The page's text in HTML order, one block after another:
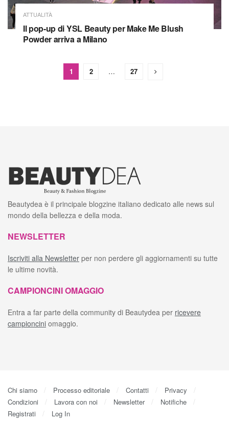
ATTUALITÀ
Il pop-up di YSL Beauty per Make Me Blush
Powder arriva a Milano
1 2 … 27
Beautydea è il principale blogzine italiano dedicato alle news sul
mondo della bellezza e della moda.
NEWSLETTER
Iscriviti alla Newsletter per non perdere gli aggiornamenti su tutte
le ultime novità.
CAMPIONCINI OMAGGIO
Entra a far parte della community di Beautydea per ricevere
campioncini omaggio.
Chi siamo Processo editoriale Contatti
Privacy
Condizioni
Lavora con noi Newsletter
Notifiche
Registrati
Log In